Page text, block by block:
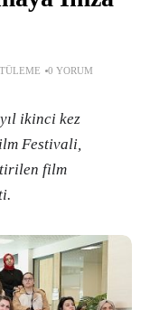
0 YORUM
ikinci kez
Festivali,
film